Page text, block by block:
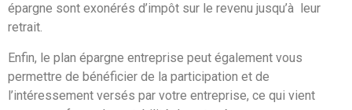
épargne sont exonérés d’impôt sur le revenu jusqu’à leur
retrait.
Enfin, le plan épargne entreprise peut également vous
permettre de bénéficier de la participation et de
l’intéressement versés par votre entreprise, ce qui vient